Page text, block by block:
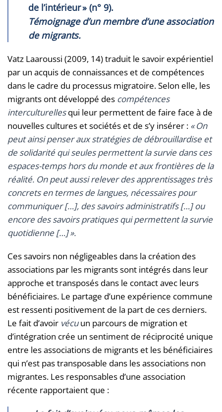
de l’intérieur » (n° 9).
Témoignage d’un membre d’une association
de migrants.
Vatz Laaroussi (2009, 14) traduit le savoir expérientiel
par un acquis de connaissances et de compétences
dans le cadre du processus migratoire. Selon elle, les
migrants ont développé des compétences
interculturellesqui leur permettent de faire face à de
nouvelles cultures et sociétés et de s’y insérer : « On
peut ainsi penser aux stratégies de débrouillardise et
de solidarité qui seules permettent la survie dans ces
espaces-temps hors du monde et aux frontières de la
réalité. On peut aussi relever des apprentissages très
concrets en termes de langues, nécessaires pour
communiquer […], des savoirs administratifs […] ou
encore des savoirs pratiques qui permettent la survie
quotidienne […]».
Ces savoirs non négligeables dans la création des
associations par les migrants sont intégrés dans leur
approche et transposés dans le contact avec leurs
bénéficiaires. Le partage d’une expérience commune
est ressenti positivement de la part de ces derniers.
Le fait d’avoir vécuun parcours de migration et
d’intégration crée un sentiment de réciprocité unique
entre les associations de migrants et les bénéficiaires
qui n’est pas transposable dans les associations non
migrantes. Les responsables d’une association
récente rapportaient que :